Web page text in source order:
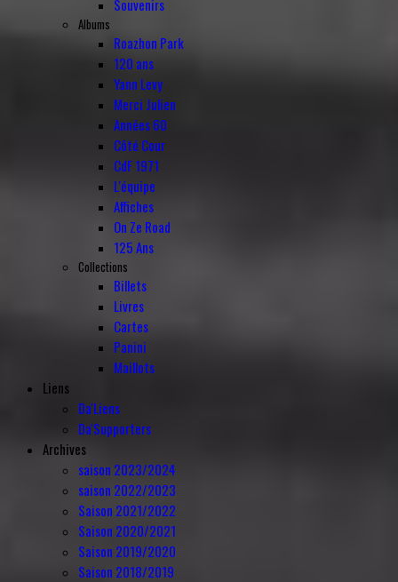
Souvenirs
Albums
Roazhon Park
120 ans
Yann Levy
Merci Julien
Années 60
Côté Cour
CdF 1971
L'équipe
Affiches
On Ze Road
125 Ans
Collections
Billets
Livres
Cartes
Panini
Maillots
Liens
Da'Liens
Da'Supporters
Archives
saison 2023/2024
saison 2022/2023
Saison 2021/2022
Saison 2020/2021
Saison 2019/2020
Saison 2018/2019